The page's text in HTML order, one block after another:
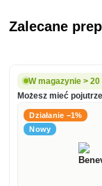
Zalecane
W magazynie > 20
Możesz mieć
Działanie −1%
Nowy